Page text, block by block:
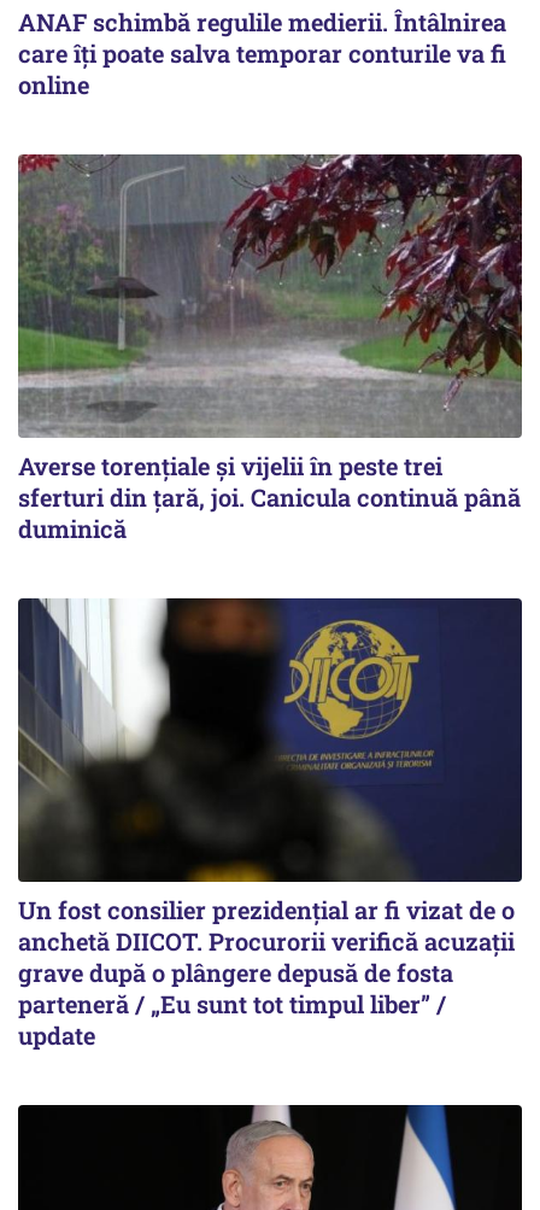
ANAF schimbă regulile medierii. Întâlnirea
care îți poate salva temporar conturile va fi
online
Averse torențiale și vijelii în peste trei
sferturi din țară, joi. Canicula continuă până
duminică
Un fost consilier prezidențial ar fi vizat de o
anchetă DIICOT. Procurorii verifică acuzații
grave după o plângere depusă de fosta
parteneră / „Eu sunt tot timpul liber” /
update